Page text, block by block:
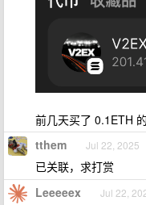
前几天买了 0.1ETH
tthem Jul 22, 2025
已关联，求打赏
Leeeeex Jul 22,